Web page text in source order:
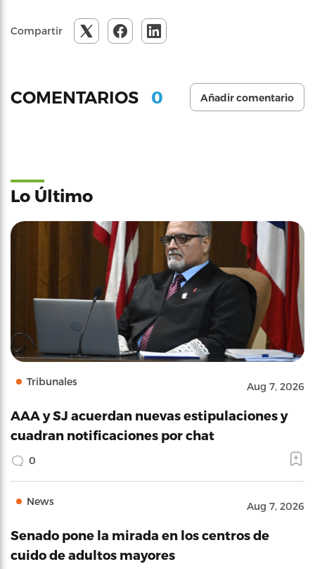
Compartir
COMENTARIOS 0 Añadir comentario
Lo Último
Tribunales Aug 7, 2026
AAA y SJ acuerdan nuevas estipulaciones y
cuadran notificaciones por chat
0
News Aug 7, 2026
Senado pone la mirada en los centros de
cuido de adultos mayores